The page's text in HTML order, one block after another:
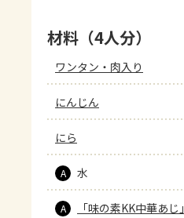
材料（4人分）
ワンタン・肉入り
にんじん
にら
A 水
A 「味の素KK中華あじ」